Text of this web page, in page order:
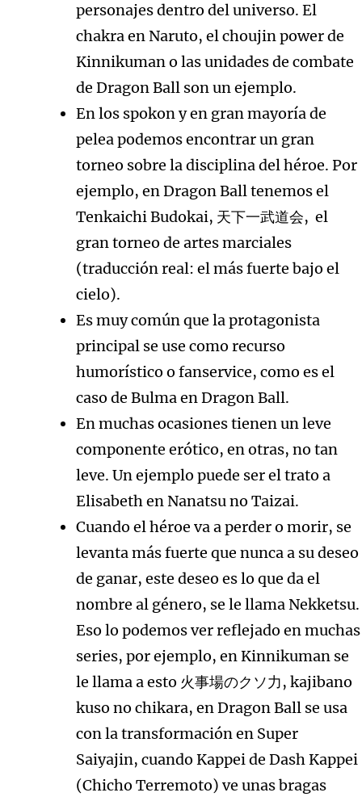
personajes dentro del universo. El
chakra en Naruto, el choujin power de
Kinnikuman o las unidades de combate
de Dragon Ball son un ejemplo.
En los spokon y en gran mayoría de
pelea podemos encontrar un gran
torneo sobre la disciplina del héroe. Por
ejemplo, en Dragon Ball tenemos el
Tenkaichi Budokai, 天下一武道会, el
gran torneo de artes marciales
(traducción real: el más fuerte bajo el
cielo).
Es muy común que la protagonista
principal se use como recurso
humorístico o fanservice, como es el
caso de Bulma en Dragon Ball.
En muchas ocasiones tienen un leve
componente erótico, en otras, no tan
leve. Un ejemplo puede ser el trato a
Elisabeth en Nanatsu no Taizai.
Cuando el héroe va a perder o morir, se
levanta más fuerte que nunca a su deseo
de ganar, este deseo es lo que da el
nombre al género, se le llama Nekketsu.
Eso lo podemos ver reflejado en muchas
series, por ejemplo, en Kinnikuman se
le llama a esto 火事場のクソ力, kajibano
kuso no chikara, en Dragon Ball se usa
con la transformación en Super
Saiyajin, cuando Kappei de Dash Kappei
(Chicho Terremoto) ve unas bragas